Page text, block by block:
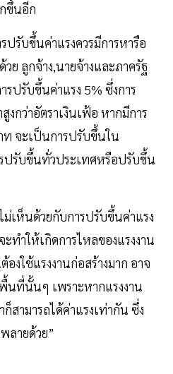
ขึ้นอีก
ปรับขึ้นค่าแรงควรมีการหารือ
ย ลูกจ้าง,นายจ้างและภาครัฐ
ปรับขึ้นค่าแรง 5% ซึ่งการ
กว่าอัตราเงินเฟ้อ หากมีการ
จะเป็นการปรับขึ้นใน
ปรับขึ้นทั่วประเทศหรือปรับขึ้น
เห็นด้วยกับการปรับขึ้นค่าแรง
ทำให้เกิดการไหลของแรงงาน
งใช้แรงงานก่อสร้างมาก อาจ
นที่นั้นๆ เพราะหากแรงงาน
สามารถได้ค่าแรงเท่ากัน ซึ่ง
ลายด้วย”